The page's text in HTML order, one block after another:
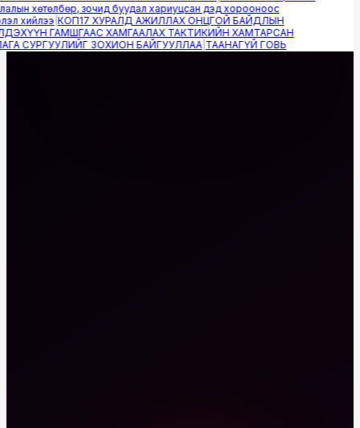
хөтөлбөр, зочид буудал хариуцсан дэд хорооноос
хийлээ|КОП17 ХУРАЛД АЖИЛЛАХ ОНЦГОЙ БАЙДЛЫН
ГАМШГААС ХАМГААЛАХ ТАКТИКИЙН ХАМТАРСАН
СУРГУУЛИЙГ ЗОХИОН БАЙГУУЛЛАА|ТААНАГҮЙ ГОВЬ